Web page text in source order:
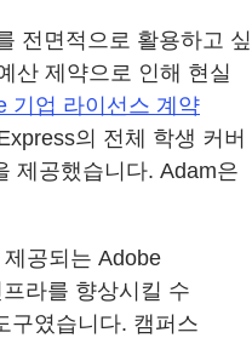
전면적으로 활용하고 싶
산 제약으로 인해 현실
기업 라이선스 계약
의 전체 학생 커버
제공했습니다. Adam은
공되는 Adobe
라를 향상시킬 수
구였습니다. 캠퍼스